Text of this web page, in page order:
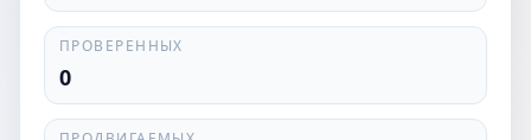
ПРОВЕРЕННЫХ
0